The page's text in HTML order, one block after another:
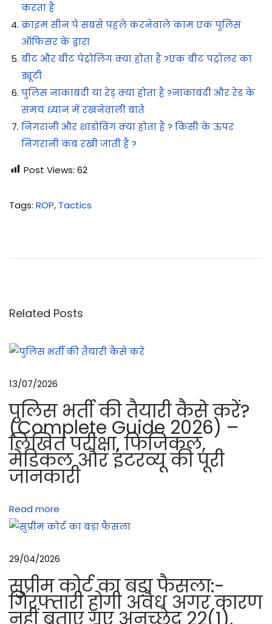
करता है
क्राइम सीन पे सबसे पहले करनेवाले काम एक पुलिस
ऑफिसर के द्वारा
बीट और बीट पेट्रोलिंग क्या होता है ?एक बीट पट्रोलर का
ड्यूटी
पुलिस नाकाबंदी या रेड् क्या होता है ?नाकाबंदी और रेड के
समय ध्यान में रखनेवाली बाते
निगरानी और शाडोविंग क्या होता है ? किसी के ऊपर
निगरानी कब रखी जाती है ?
Post Views: 62
Tags: ROP, Tactics
ग
र्टी
ना
ती
क
र
ने
का
री
का
था
R
O
P
Related Posts
13/07/2026
पुलिस भर्ती की तैयारी कैसे करें?
(Complete Guide 2026) –
लिखित परीक्षा, फिजिकल,
मेडिकल और इंटरव्यू की पूरी
जानकारी
Read more
29/04/2026
सुप्रीम कोर्ट का बड़ा फैसला:-
गिरफ्तारी होगी अवैध अगर कारण